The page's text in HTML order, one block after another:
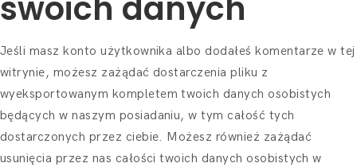
Jeśli masz konto użytkownika albo dodałeś komentarze w tej
witrynie, możesz zażądać dostarczenia pliku z
wyeksportowanym kompletem twoich danych osobistych
będących w naszym posiadaniu, w tym całość tych
dostarczonych przez ciebie. Możesz również zażądać
usunięcia przez nas całości twoich danych osobistych w